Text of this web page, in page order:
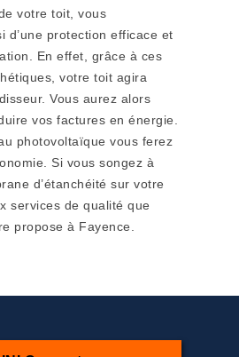
votre toit, vous
d’une protection efficace et
En effet, grâce à ces
votre toit agira
Vous aurez alors
vos factures en énergie.
photovoltaïque vous ferez
Si vous songez à
d’étanchéité sur votre
services de qualité que
propose à Fayence.